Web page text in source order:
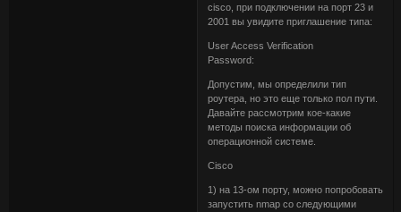
cisco, при подключении на порт 23 и
2001 вы увидите приглашение типа:
User Access Verification
Password:
Допустим, мы определили тип
роутера, но это еще только пол пути.
Давайте рассмотрим кое-какие
методы поиска информации об
операционной системе.
Cisco
1) на 13-ом порту, можно попробовать
запустить nmap со следующими